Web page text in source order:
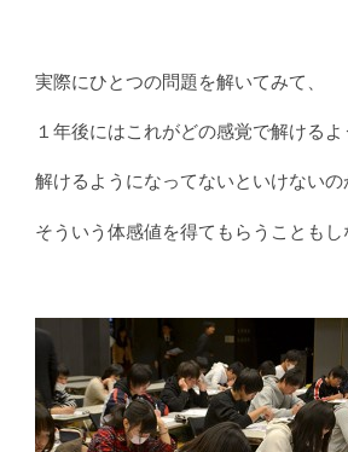
実際にひとつの問題を解いてみて、
１年後にはこれがどの感覚で解けるよ
解けるようになってないといけないの
そういう体感値を得てもらうこともし